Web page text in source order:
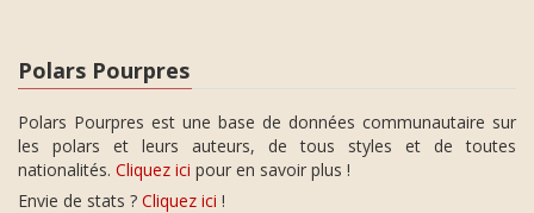
Polars Pourpres
Polars Pourpres est une base de données communautaire sur
les polars et leurs auteurs, de tous styles et de toutes
nationalités. Cliquez ici pour en savoir plus !
Envie de stats ? Cliquez ici !